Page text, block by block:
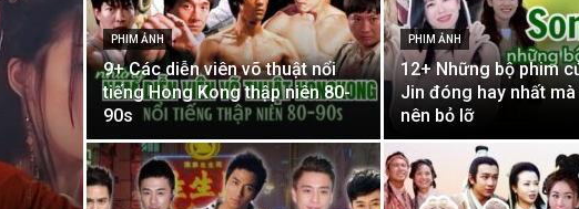
PHIM ẢNH
9+ Các diễn viên võ thuật nổi
tiếng Hong Kong thập niên 80-
90s
PHIM ẢNH
12+ Những bộ phim
Jin đóng hay nhất
nên bỏ lỡ